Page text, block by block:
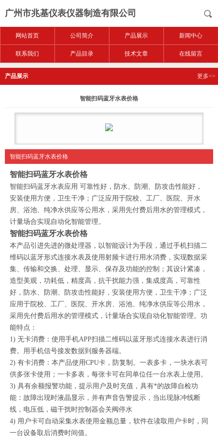
广州市兆基仪表仪器制造有限公司
网站首页 公司简介 产品展示 新闻中心
联系我们 产品目录 技术文章 在线留言
产品展示 更多>>
智能扫码蓝牙水表价格
智能扫码蓝牙水表价格
智能扫码蓝牙水表价格
智能扫码蓝牙水表应用 可靠性好，防水、防潮、防攻击性能好，
安装使用方便，卫生干净；广泛应用于院校、工厂、医院、开水
房、浴池、纯净水供应等公用水，采用先付费后用水的管理模式，
计量场合实现自动化智能管理。
智能扫码蓝牙水表价格
本产品引进先进的微处理器，以智能设计为手段，通过手机扫描二
维码以蓝牙形式连接水表及使用射频卡进行用水消费，实现数据采
集、传输和交换、处理、显示、保存及功能的控制；其设计紧凑，
造型美观，功耗低，精度高，抗干扰能力强，集成度高，可靠性
好，防水、防潮、防攻击性能好，安装使用方便，卫生干净；广泛
应用于院校、工厂、医院、开水房、浴池、纯净水供应等公用水，
采用先付费后用水的管理模式，计量场合实现自动化智能管理。功
能特点：
1) 无卡消费：使用手机APP扫描二维码以蓝牙形式连接水表进行消
费。用手机信号接发数据到服务器端。
2) 有卡消费：本产品使用CPU卡，防复制。一表多卡，一块水表可
供多张卡使用；一卡多表，每张卡可在同单位任一台水表上使用。
3) 具有余额报警功能，提示用户及时充值，具有*的故障自检功
能：故障出现时液晶显示，并有声音告警提示，当出现脉冲线断
线，电压低，磁干扰时控制器会关阀停水
4) 用户卡可自动采集水表使用金额总量，软件在读取用户卡时，同
一台设备取后消费时间值。